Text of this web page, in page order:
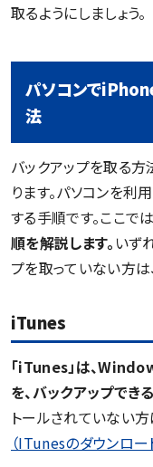
取るようにしましょう。
パソコンで
法
バックアップを取る
ります。パソコンを
する手順です。ここでは
順を解説します。 いず
プを取っていない方は
iTunes
「iTunes」は、
を、バックアップでき
トールされていない方
（ITunesのダウンロー